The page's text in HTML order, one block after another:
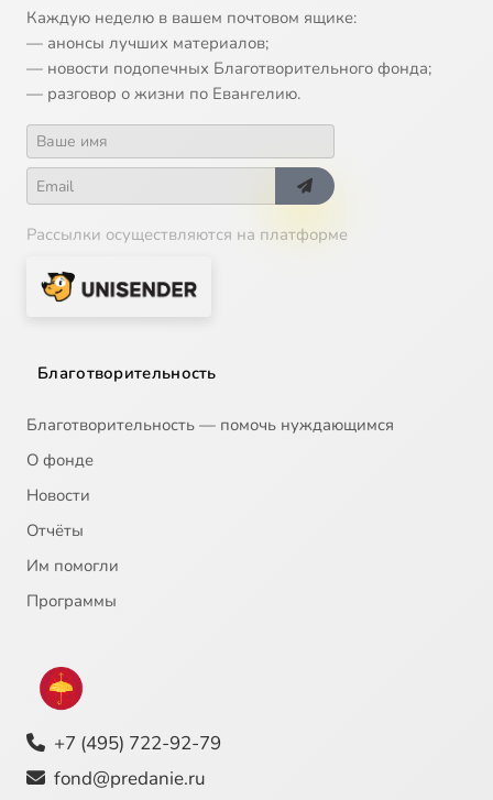
Каждую неделю в вашем почтовом ящике:
— анонсы лучших материалов;
— новости подопечных Благотворительного фонда;
— разговор о жизни по Евангелию.
Рассылки осуществляются на платформе
Благотворительность
Благотворительность — помочь нуждающимся
О фонде
Новости
Отчёты
Им помогли
Программы
+7 (495) 722-92-79
fond@predanie.ru